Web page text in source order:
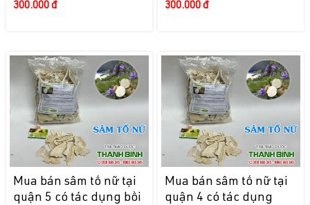
300.000 đ 300.000 đ
Mua bán sâm tố nữ tại
quận 5 có tác dụng bồi
Mua bán sâm tố nữ tại
quận 4 có tác dụng